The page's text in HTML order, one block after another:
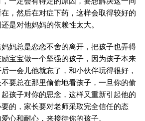
，然后在对症下药，这样会取得较好的
是对他妈妈的依赖性太大。
妈总是恋恋不舍的离开，把孩子也弄得
宝宝做一个坚强的孩子，因为孩子本来
一会儿他就忘了，和小伙伴玩得很好，
要总在那里偷偷地看孩子，一旦你的偷
孩子对你的思念，这样又重新引起他的
的，家长要对老师采取完全信任的态
心和耐心，来接待你的孩子。